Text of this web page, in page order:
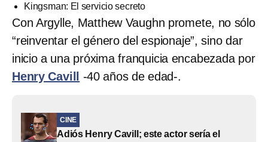
Kingsman: El servicio secreto
Con Argylle, Matthew Vaughn promete, no sólo
“reinventar el género del espionaje”, sino dar
inicio a una próxima franquicia encabezada por
Henry Cavill
-40 años de edad-.
CINE
Adiós Henry Cavill; este actor sería el